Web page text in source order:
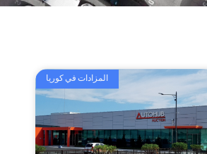
المزادات في كوريا